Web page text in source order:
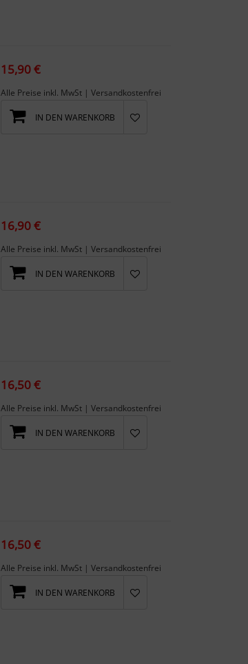
15,90 €
Alle Preise inkl. MwSt | Versandkostenfrei
IN DEN WARENKORB
16,90 €
Alle Preise inkl. MwSt | Versandkostenfrei
IN DEN WARENKORB
16,50 €
Alle Preise inkl. MwSt | Versandkostenfrei
IN DEN WARENKORB
16,50 €
Alle Preise inkl. MwSt | Versandkostenfrei
IN DEN WARENKORB